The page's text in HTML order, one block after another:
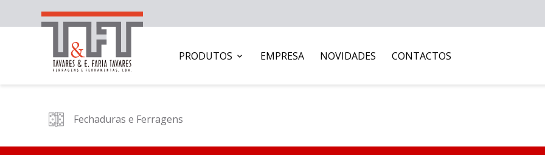
PRODUTOS EMPRESA NOVIDADES CONTACTOS
Fechaduras e Ferragens